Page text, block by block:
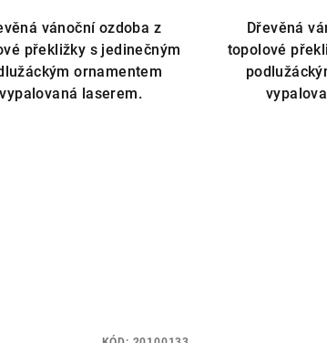
vánoční ozdoba z
překližky s jedinečným
ornamentem
vypalovaná laserem.
Dřevěná
topolové